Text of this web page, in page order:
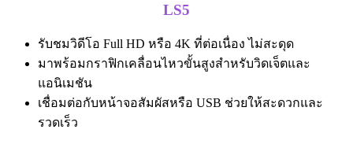
LS5
รับชมวิดีโอ Full HD หรือ 4K ที่ต่อเนื่อง ไม่สะดุด
มาพร้อมกราฟิกเคลื่อนไหวขั้นสูงสำหรับวิดเจ็ตและ
แอนิเมชัน
เชื่อมต่อกับหน้าจอสัมผัสหรือ USB ช่วยให้สะดวกและ
รวดเร็ว